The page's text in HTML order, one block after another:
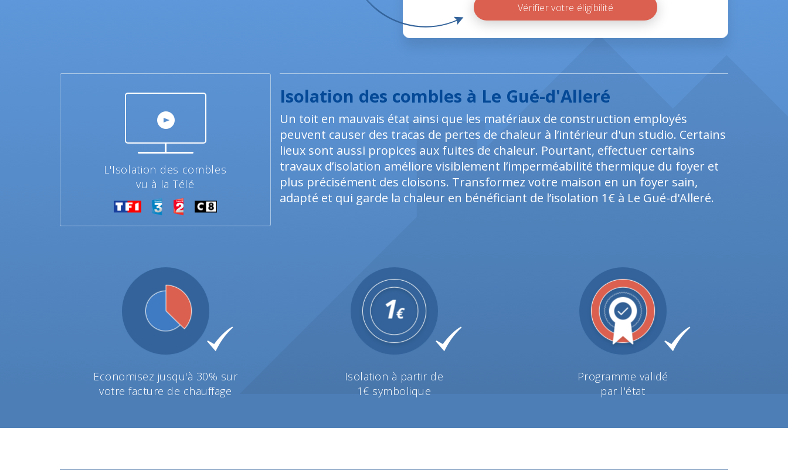
Vérifier votre éligibilité
L'Isolation des combles
vu à la Télé
Isolation des combles à Le Gué-d'Alleré
Un toit en mauvais état ainsi que les matériaux de construction employés
peuvent causer des tracas de pertes de chaleur à l’intérieur d'un studio. Certains
lieux sont aussi propices aux fuites de chaleur. Pourtant, effectuer certains
travaux d’isolation améliore visiblement l’imperméabilité thermique du foyer et
plus précisément des cloisons. Transformez votre maison en un foyer sain,
adapté et qui garde la chaleur en bénéficiant de l’isolation 1€ à Le Gué-d'Alleré.
Economisez jusqu'à 30% sur
votre facture de chauffage
Isolation à partir de
1€ symbolique
Programme validé
par l'état